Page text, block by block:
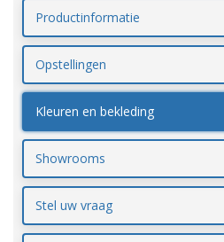
Productinformatie
Opstellingen
Kleuren en bekleding
Showrooms
Stel uw vraag